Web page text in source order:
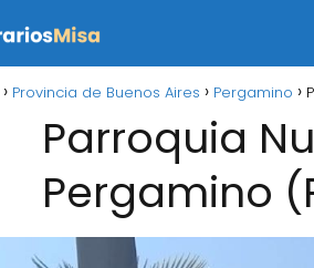
Provincia de Buenos Aires Pergamino
Parroquia
Pergamino